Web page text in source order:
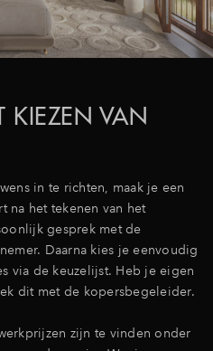
KIEZEN VAN
in te richten, maak je een
na het tekenen van het
gesprek met de
Daarna kies je eenvoudig
via de keuzelijst. Heb je eigen
dit met de kopersbegeleider.
zijn te vinden onder